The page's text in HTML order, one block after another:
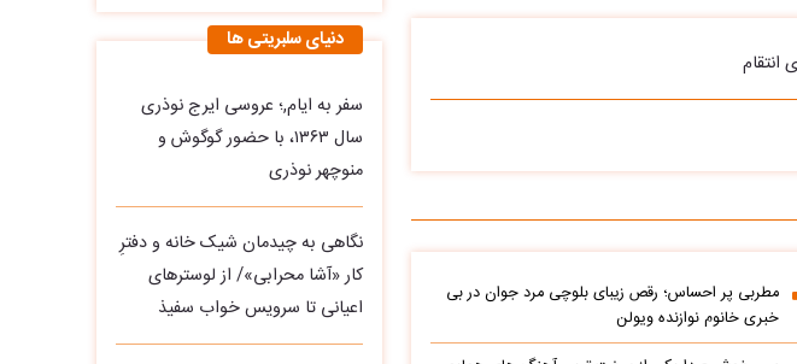
مطربی پر احساس؛ رقص زیبای بلوچی مرد جوان در بی
خبری خانوم نوازنده ویولن
دنیای سلبریتی ها
سفر به ایام,؛ عروسی ایرج نوذری
سال ۱۳۶۳، با حضور گوگوش و
منوچهر نوذری
نگاهی به چیدمان شیک خانه و دفترِ
کار «آشا محرابی»/ از لوسترهای
اعیانی تا سرویس خواب سفیذ